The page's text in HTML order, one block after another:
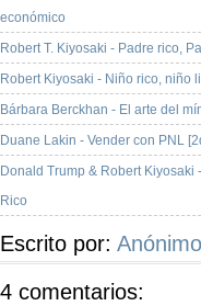
económico
Robert T. Kiyosaki - Padre rico,
Robert Kiyosaki - Niño rico, niño
Bárbara Berckhan - El arte del
Duane Lakin - Vender con PNL
Donald Trump & Robert Kiyosaki
Rico
Escrito por: Anónimo
4 comentarios: